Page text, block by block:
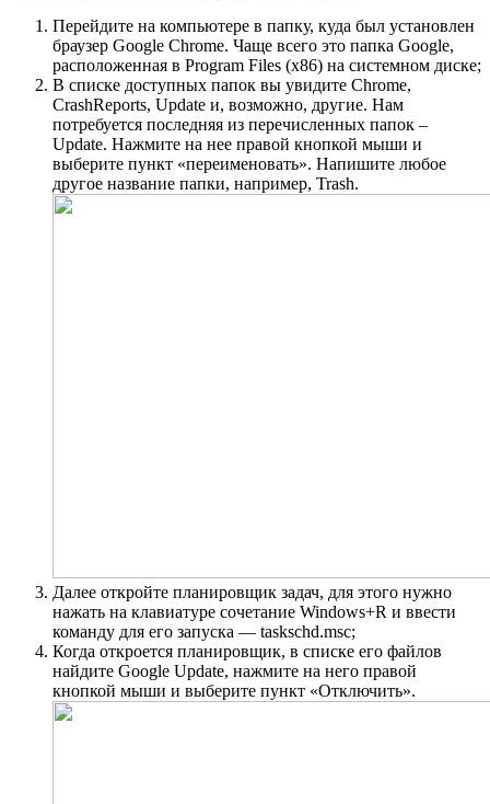
Перейдите на компьютере в папку, куда был установлен
браузер Google Chrome. Чаще всего это папка Google,
расположенная в Program Files (x86) на системном диске;
В списке доступных папок вы увидите Chrome,
CrashReports, Update и, возможно, другие. Нам
потребуется последняя из перечисленных папок –
Update. Нажмите на нее правой кнопкой мыши и
выберите пункт «переименовать». Напишите любое
другое название папки, например, Trash.
Далее откройте планировщик задач, для этого нужно
нажать на клавиатуре сочетание Windows+R и ввести
команду для его запуска — taskschd.msc;
Когда откроется планировщик, в списке его файлов
найдите Google Update, нажмите на него правой
кнопкой мыши и выберите пункт «Отключить».